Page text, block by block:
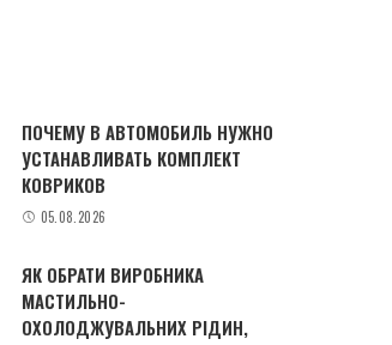
ПОЧЕМУ В АВТОМОБИЛЬ НУЖНО
УСТАНАВЛИВАТЬ КОМПЛЕКТ
КОВРИКОВ
05.08.2026
ЯК ОБРАТИ ВИРОБНИКА
МАСТИЛЬНО-
ОХОЛОДЖУВАЛЬНИХ РІДИН,